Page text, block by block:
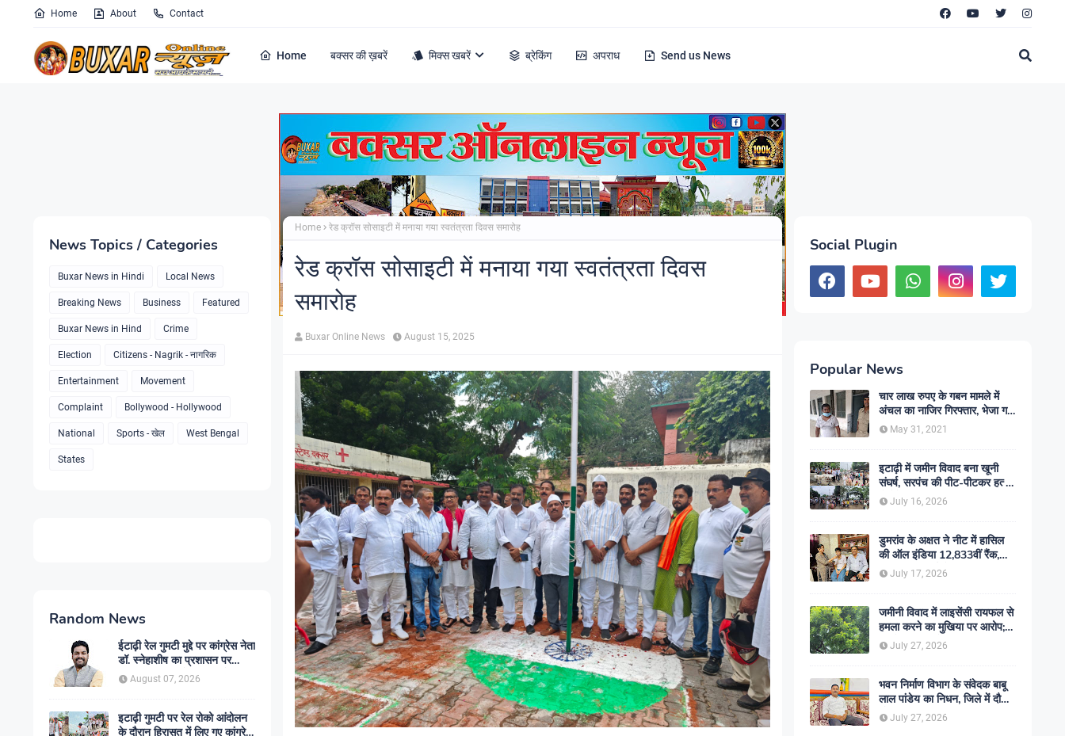
Home About Contact
Home बक्सर की ख़बरें मिक्स खबरें ब्रेकिंग अपराध Send us News
News Topics / Categories
Buxar News in Hindi Local News
Breaking News Business Featured
Buxar News in Hind Crime
Election Citizens - Nagrik - नागरिक
Entertainment Movement
Complaint Bollywood - Hollywood
National Sports - खेल West Bengal
States
Random News
ईटाढ़ी रेल गुमटी मुद्दे पर कांग्रेस नेता
डॉ. स्नेहाशीष का प्रशासन पर
निशाना, हिरासत में लिए कांग्रेसी
नेताओं की तत्काल रिहाई की मांग
August 07, 2026
इटाढ़ी गुमटी पर रेल रोको आंदोलन
के दौरान हिरासत में लिए गए कांग्रेस
Home रेड क्रॉस सोसाइटी में मनाया गया स्वतंत्रता दिवस समारोह
रेड क्रॉस सोसाइटी में मनाया गया स्वतंत्रता दिवस
समारोह
Buxar Online News August 15, 2025
Social Plugin
Popular News
चार लाख रुपए के गबन मामले में
अंचल का नाजिर गिरफ्तार, भेजा गया
जेल- sent jail
May 31, 2021
इटाढ़ी में जमीन विवाद बना खूनी
संघर्ष, सरपंच की पीट-पीटकर हत्या;
दो बेटे घायल, सड़क जाम
July 16, 2026
डुमरांव के अक्षत ने नीट में हासिल
की ऑल इंडिया 12,833वीं रैंक,
ऑनलाइन पढ़ाई से रचा सफलता का
इतिहास
July 17, 2026
जमीनी विवाद में लाइसेंसी रायफल से
हमला करने का मुखिया पर आरोप;
मामले की जांच में जुटी पुलिस
July 27, 2026
भवन निर्माण विभाग के संवेदक बाबू
लाल पांडेय का निधन, जिले में दौड़ी
शोक की लहर
July 27, 2026